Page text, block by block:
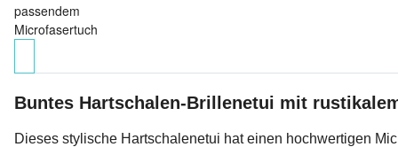
Buntes Hartschalen-Brillenetui mit
Dieses stylische Hartschalenetui hat einen hochwertigen